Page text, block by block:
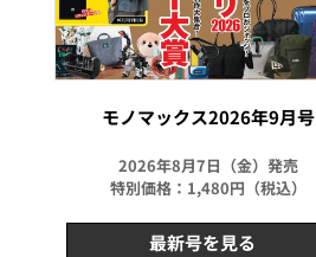
モノマックス2026年9月号
2026年8月7日（金）発売
特別価格：1,480円（税込）
最新号を見る